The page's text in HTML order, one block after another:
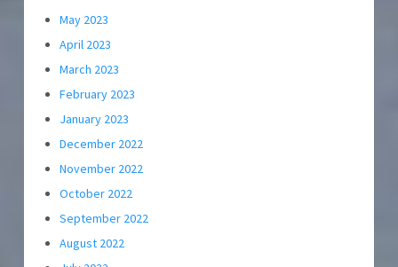
May 2023
April 2023
March 2023
February 2023
January 2023
December 2022
November 2022
October 2022
September 2022
August 2022